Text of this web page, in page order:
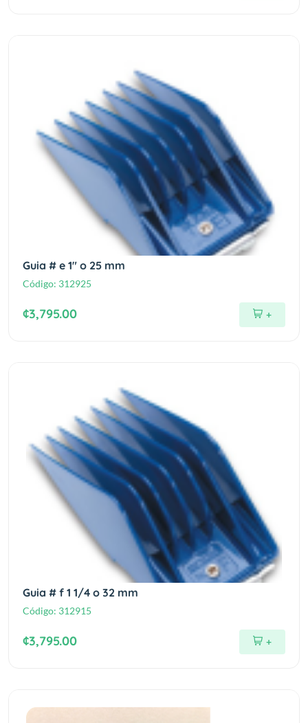
Guia # e 1" o 25 mm
Código: 312925
¢3,795.00 +
Guia # f 1 1/4 o 32 mm
Código: 312915
¢3,795.00 +